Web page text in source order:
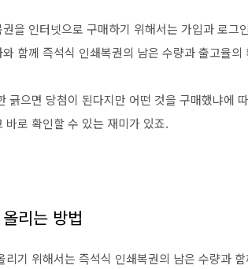
을 인터넷으로 구매하기 위해서는 가입과 로그
함께 즉석식 인쇄복권의 남은 수량과 출고율
긁으면 당첨이 된다지만 어떤 것을 구매했냐에
바로 확인할 수 있는 재미가 있죠.
리는 방법
리기 위해서는 즉석식 인쇄복권의 남은 수량과